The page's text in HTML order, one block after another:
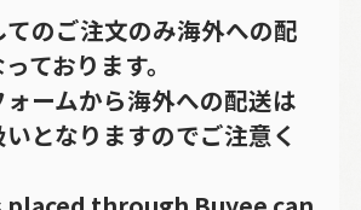
のご注文のみ海外への配
ております。
ームから海外への配送は
となりますのでご注意く